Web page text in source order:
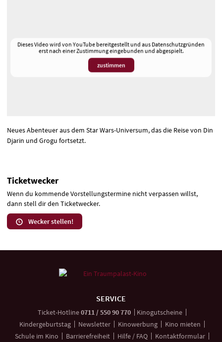
Dieses Video wird von YouTube bereitgestellt und aus Datenschutzgründen
erst nach einer Zustimmung eingebunden und abgespielt.
zustimmen
Neues Abenteuer aus dem Star Wars-Universum, das die Reise von Din
Djarin und Grogu fortsetzt.
Ticketwecker
Wenn du kommende Vorstellungstermine nicht verpassen willst,
dann stell dir den Ticketwecker.
Wecker stellen!
Navigationsmöglichkeiten
SERVICE
Ticket-Hotline0711 / 550 90 770anrufen
Kinogutscheine
Kindergeburtstag
Newsletter Kinowerbung
Kino mieten
Schule im Kino
Barrierefreiheit Hilfe / FAQ Kontaktformular